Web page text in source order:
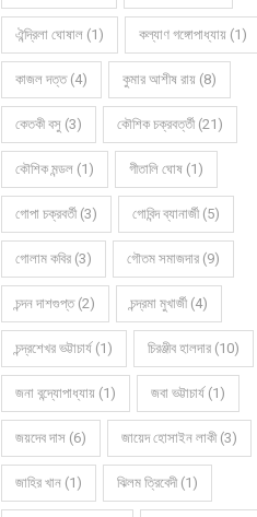
ঐন্দ্রিলা ঘোষাল (1) কল্যাণ গঙ্গোপাধ্যায় (1)
কাজল দত্ত (4) কুমার আশীষ রায় (8)
কেতকী বসু (3) কৌশিক চক্রবর্ত্তী (21)
কৌশিক মন্ডল (1) গীতালি ঘোষ (1)
গোপা চক্রবর্তী (3) গোবিন্দ ব্যানার্জী (5)
গোলাম কবির (3) গৌতম সমাজদার (9)
চন্দন দাশগুপ্ত (2) চন্দ্রমা মুখার্জী (4)
চন্দ্রশেখর ভট্টাচার্য (1) চিরঞ্জীব হালদার (10)
জনা বন্দ্যোপাধ্যায় (1) জবা ভট্টাচার্য (1)
জয়দেব দাস (6) জায়েদ হোসাইন লাকী (3)
জাহির খান (1) ঝিলম ত্রিবেদী (1)